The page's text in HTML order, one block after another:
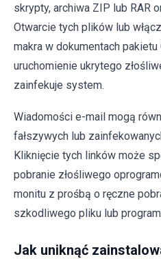
skrypty, archiwa ZIP lub RAR
Otwarcie tych plików lub
makra w dokumentach
uruchomienie ukrytego
zainfekuje system.
Wiadomości e-mail mogą
fałszywych lub
Kliknięcie tych linków może
pobranie złośliwego
monitu z prośbą o ręczne
szkodliwego pliku lub
Jak uniknąć